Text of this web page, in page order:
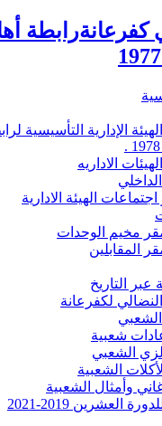
رابطة
الإدارية التأسيسية
الاداريه
الهيئة الادارية
مخيم الوحدات
المقابلين
عبر التاريخ
النضالي لكفرعانة
الشعبي
شعبية
الزي الشعبي
الأكلات الشعبية
وأمثال الشعبية
العشرين 2019-2021